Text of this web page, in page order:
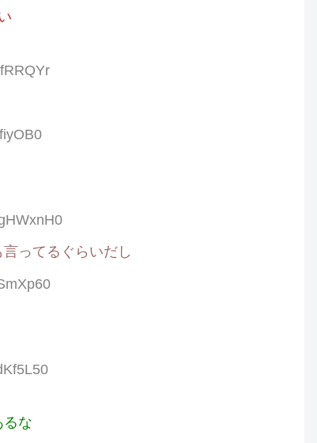
ってるぐらいだし
るな